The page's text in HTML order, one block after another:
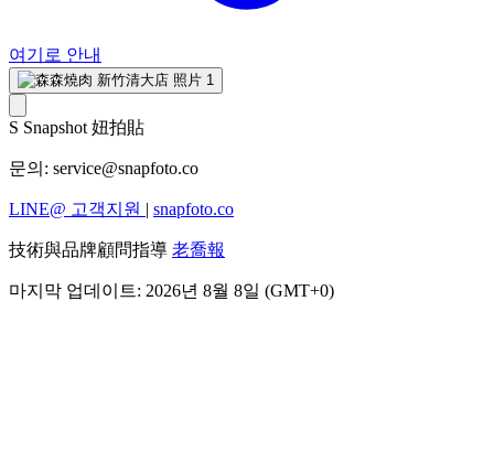
여기로 안내
S Snapshot 妞拍貼
문의: service@snapfoto.co
LINE@ 고객지원 | snapfoto.co
技術與品牌顧問指導 老喬報
마지막 업데이트: 2026년 8월 8일 (GMT+0)